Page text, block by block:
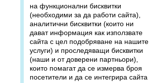
Продукти
Издателство ДОМИНО
на функционални бисквитки
(необходими за да работи сайта),
аналитични бисквитки (които ни
дават информация как използвате
сайта с цел подобряване на нашите
услуги) и проследяващи бисквитки
(наши и от доверени партньори),
които помагат да се измерва броя
посетители и да се интегрира сайта